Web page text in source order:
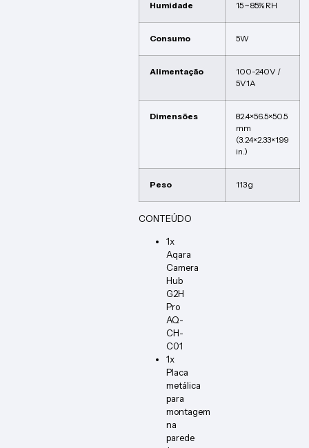
Humidade 15 ~ 85% RH
Consumo 5W
Alimentação
100-240V /
5V1A
Dimensões
82.4×56.5×50.5
mm
(3.24×2.33×1.99
in.)
Peso 113 g
CONTEÚDO
1x
Aqara
Camera
Hub
G2H
Pro
AQ-
CH-
C01
1x
Placa
metálica
para
montagem
na
parede